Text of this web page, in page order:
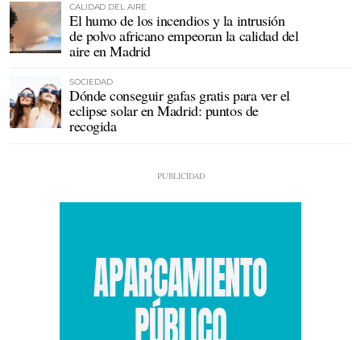
CALIDAD DEL AIRE
El humo de los incendios y la intrusión
de polvo africano empeoran la calidad del
aire en Madrid
SOCIEDAD
Dónde conseguir gafas gratis para ver el
eclipse solar en Madrid: puntos de
recogida